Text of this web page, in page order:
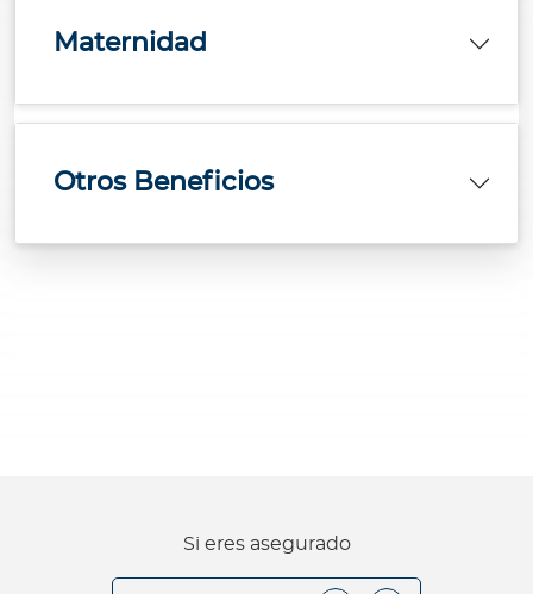
Maternidad
Otros Beneficios
Si eres asegurado